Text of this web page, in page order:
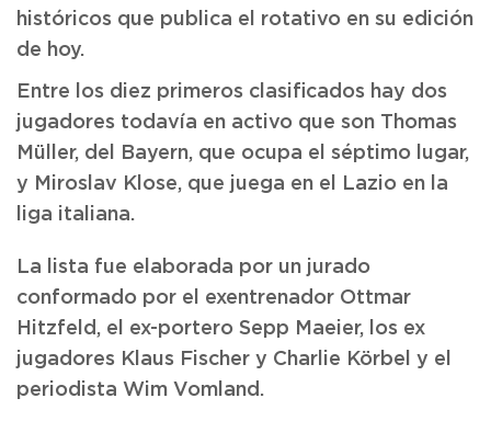
históricos que publica el rotativo en su edición
de hoy.
Entre los diez primeros clasificados hay dos
jugadores todavía en activo que son Thomas
Müller, del Bayern, que ocupa el séptimo lugar,
y Miroslav Klose, que juega en el Lazio en la
liga italiana.
La lista fue elaborada por un jurado
conformado por el exentrenador Ottmar
Hitzfeld, el ex-portero Sepp Maeier, los ex
jugadores Klaus Fischer y Charlie Körbel y el
periodista Wim Vomland.